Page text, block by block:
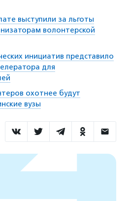
выступили за льготы
волонтерской
инициатив представило
для
охотнее будут
вузы